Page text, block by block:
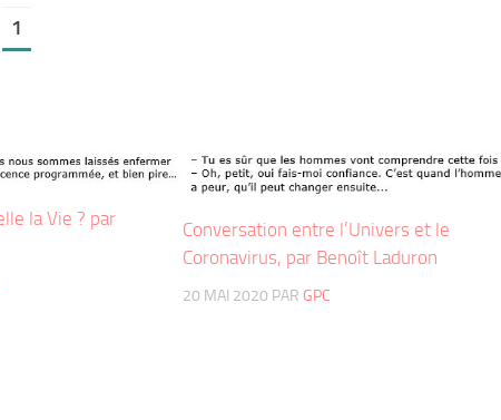
1
la Vie ? par
Conversation entre l’Univers et le
Coronavirus, par Benoît Laduron
20 MAI 2020 PAR GPC